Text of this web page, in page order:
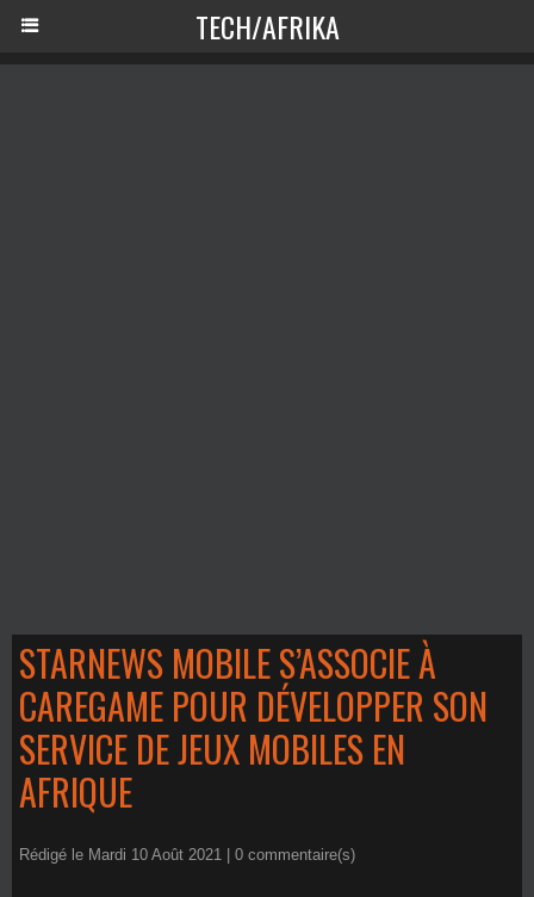
TECH/AFRIKA
STARNEWS MOBILE S’ASSOCIE À
CAREGAME POUR DÉVELOPPER SON
SERVICE DE JEUX MOBILES EN
AFRIQUE
Rédigé le Mardi 10 Août 2021 | 0 commentaire(s)